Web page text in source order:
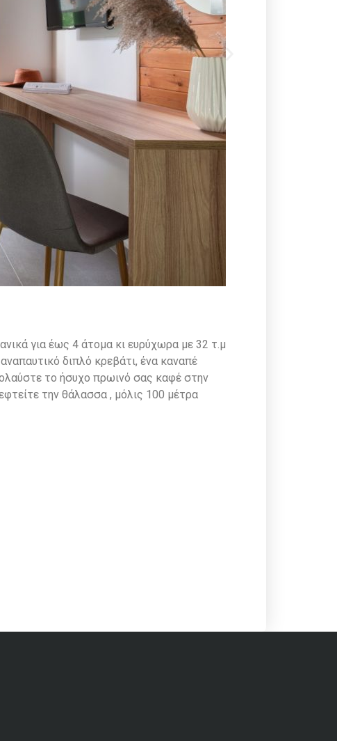
για έως 4 άτομα κι ευρύχωρα με 32 τ.μ
διπλό κρεβάτι, ένα καναπέ
το ήσυχο πρωινό σας καφέ στην
την θάλασσα , μόλις 100 μέτρα